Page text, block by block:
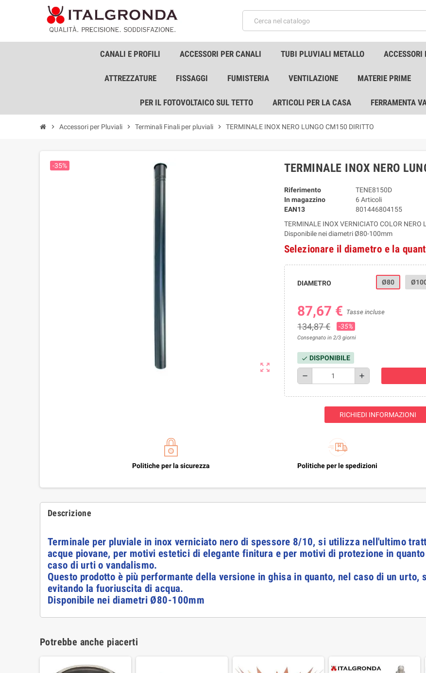
CANALI E PROFILI ACCESSORI PER CANALI TUBI PLUVIALI METALLO
ATTREZZATURE FISSAGGI FUMISTERIA VENTILAZIONE MATERIE PRIME
PER IL FOTOVOLTAICO SUL TETTO ARTICOLI PER LA CASA FERRAMENTA
chevron_right Accessori per Pluviali chevron_right Terminali Finali per pluviali chevron_right TERMINALE INOX NERO LUNGO CM150 DIRITTO
zoom_out_map
-35% TERMINALE INOX NERO
Riferimento
TENE8150D
In magazzino
6 Articoli
EAN13
801446804155
TERMINALE INOX VERNICIATO COLOR
Disponibile nei diametri Ø80-100mm
Selezionare il diametro e la
DIAMETRO Ø80
87,67 € Tasse incluse
134,87 € -35%
Consegnato in 2/3 giorni
check DISPONIBILE
remove add
RICHIEDI INFORMAZIONI
Politiche per la sicurezza Politiche per le spedizioni
Descrizione
Terminale per pluviale in inox verniciato nero di spessore 8/10, si utilizza nell'ultimo
acque piovane, per motivi estetici di elegante finitura e per motivi di protezione in
caso di urti o vandalismo.
Questo prodotto è più performante della versione in ghisa in quanto, nel caso di un urto,
evitando la fuoriuscita di acqua.
Disponibile nei diametri Ø80-100mm
Potrebbe anche piacerti